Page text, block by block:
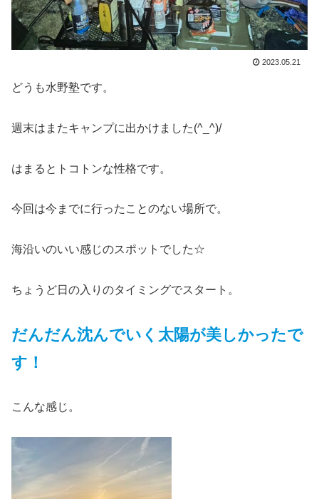
2023.05.21
どうも水野塾です。
週末はまたキャンプに出かけました(^_^)/
はまるとトコトンな性格です。
今回は今までに行ったことのない場所で。
海沿いのいい感じのスポットでした☆
ちょうど日の入りのタイミングでスタート。
だんだん沈んでいく太陽が美しかったで
す！
こんな感じ。